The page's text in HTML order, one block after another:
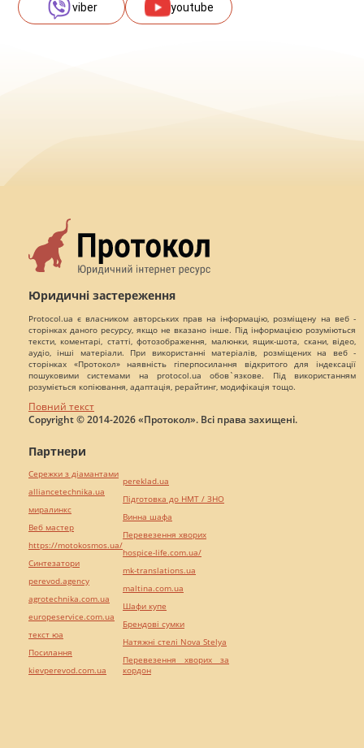
viber youtube
Юридичні застереження
Protocol.ua є власником авторських прав на інформацію, розміщену на веб -
сторінках даного ресурсу, якщо не вказано інше. Під інформацією розуміються
тексти, коментарі, статті, фотозображення, малюнки, ящик-шота, скани, відео,
аудіо, інші матеріали. При використанні матеріалів, розміщених на веб -
сторінках «Протокол» наявність гіперпосилання відкритого для індексації
пошуковими системами на protocol.ua обов`язкове. Під використанням
розуміється копіювання, адаптація, рерайтинг, модифікація тощо.
Повний текст
Copyright © 2014-2026 «Протокол». Всі права захищені.
Партнери
Сережки з діамантами
alliancetechnika.ua
миралинкс
Веб мастер
https://motokosmos.ua/
Синтезатори
perevod.agency
agrotechnika.com.ua
europeservice.com.ua
текст юа
Посилання
kievperevod.com.ua
pereklad.ua
Підготовка до НМТ / ЗНО
Винна шафа
Перевезення хворих
hospice-life.com.ua/
mk-translations.ua
maltina.com.ua
Шафи купе
Брендові сумки
Натяжні стелі Nova Stelya
Перевезення хворих за
кордон